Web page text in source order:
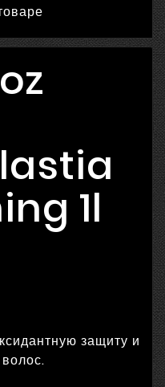
1l
защиту и